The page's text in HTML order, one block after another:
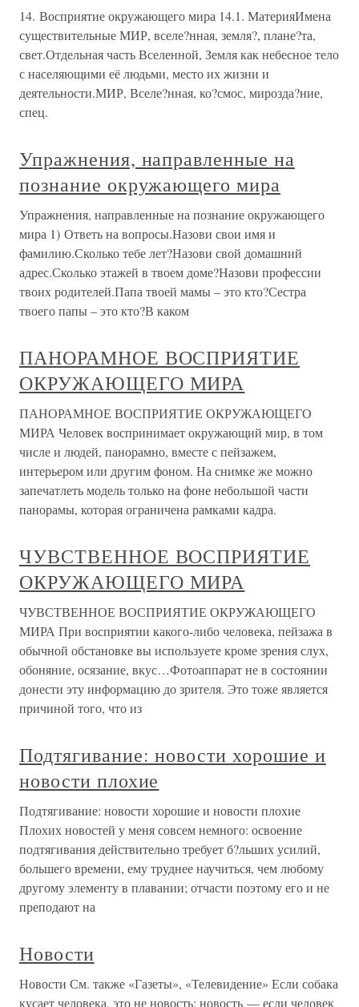
14. Восприятие окружающего мира 14.1. МатерияИмена
существительные МИР, вселе?нная, земля?, плане?та,
свет.Отдельная часть Вселенной, Земля как небесное тело
с населяющими её людьми, место их жизни и
деятельности.МИР, Вселе?нная, ко?смос, мирозда?ние,
спец.
Упражнения, направленные на
познание окружающего мира
Упражнения, направленные на познание окружающего
мира 1) Ответь на вопросы.Назови свои имя и
фамилию.Сколько тебе лет?Назови свой домашний
адрес.Сколько этажей в твоем доме?Назови профессии
твоих родителей.Папа твоей мамы – это кто?Сестра
твоего папы – это кто?В каком
ПАНОРАМНОЕ ВОСПРИЯТИЕ
ОКРУЖАЮЩЕГО МИРА
ПАНОРАМНОЕ ВОСПРИЯТИЕ ОКРУЖАЮЩЕГО
МИРА Человек воспринимает окружающий мир, в том
числе и людей, панорамно, вместе с пейзажем,
интерьером или другим фоном. На снимке же можно
запечатлеть модель только на фоне небольшой части
панорамы, которая ограничена рамками кадра.
ЧУВСТВЕННОЕ ВОСПРИЯТИЕ
ОКРУЖАЮЩЕГО МИРА
ЧУВСТВЕННОЕ ВОСПРИЯТИЕ ОКРУЖАЮЩЕГО
МИРА При восприятии какого-либо человека, пейзажа в
обычной обстановке вы используете кроме зрения слух,
обоняние, осязание, вкус…Фотоаппарат не в состоянии
донести эту информацию до зрителя. Это тоже является
причиной того, что из
Подтягивание: новости хорошие и
новости плохие
Подтягивание: новости хорошие и новости плохие
Плохих новостей у меня совсем немного: освоение
подтягивания действительно требует б?льших усилий,
большего времени, ему труднее научиться, чем любому
другому элементу в плавании; отчасти поэтому его и не
преподают на
Новости
Новости См. также «Газеты», «Телевидение» Если собака
кусает человека, это не новость; новость — если человек